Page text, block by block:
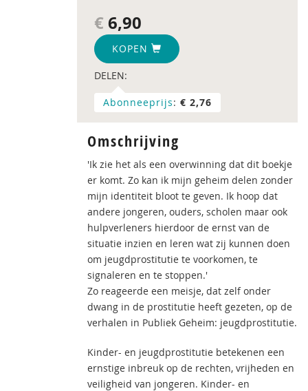
€ 6,90
KOPEN
DELEN:
Abonneeprijs: € 2,76
Omschrijving
'Ik zie het als een overwinning dat dit boekje
er komt. Zo kan ik mijn geheim delen zonder
mijn identiteit bloot te geven. Ik hoop dat
andere jongeren, ouders, scholen maar ook
hulpverleners hierdoor de ernst van de
situatie inzien en leren wat zij kunnen doen
om jeugdprostitutie te voorkomen, te
signaleren en te stoppen.'
Zo reageerde een meisje, dat zelf onder
dwang in de prostitutie heeft gezeten, op de
verhalen in Publiek Geheim: jeugdprostitutie.
Kinder- en jeugdprostitutie betekenen een
ernstige inbreuk op de rechten, vrijheden en
veiligheid van jongeren. Kinder- en